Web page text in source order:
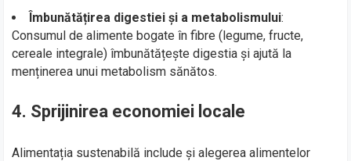
Îmbunătățirea digestiei și a metabolismului:
Consumul de alimente bogate în fibre (legume, fructe,
cereale integrale) îmbunătățește digestia și ajută la
menținerea unui metabolism sănătos.
4. Sprijinirea economiei locale
Alimentația sustenabilă include și alegerea alimentelor